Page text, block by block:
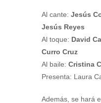
Al cante: Jesús
Jesús Reyes
Al toque: David
Curro Cruz
Al baile: Cristina
Presenta: Laura
Además, se hará